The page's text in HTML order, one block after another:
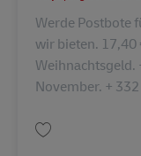
Werde Postbote
wir bieten. 17,40
Weihnachtsgeld.
November. +